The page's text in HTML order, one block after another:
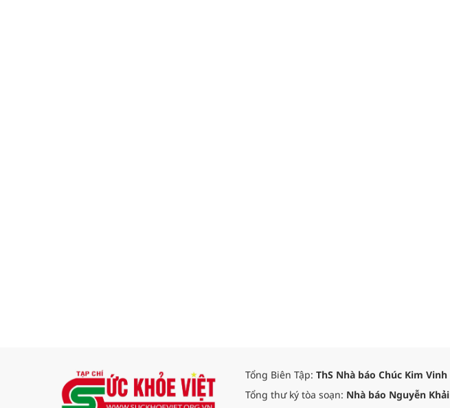
Tổng Biên Tập: ThS Nhà báo Chúc Kim Vinh
Tổng thư ký tòa soạn: Nhà báo Nguyễn Khải